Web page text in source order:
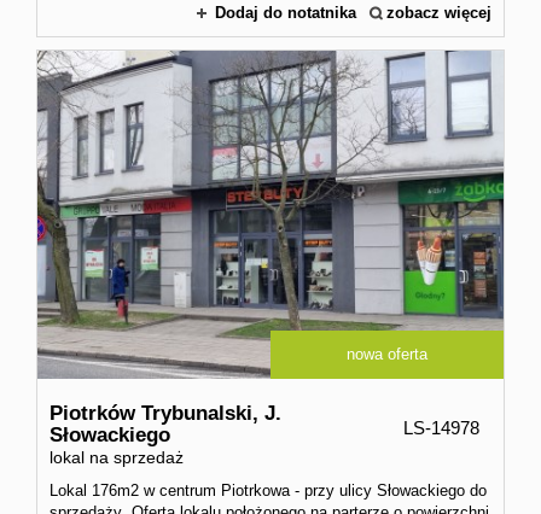
Dodaj do notatnika zobacz więcej
nowa oferta
Piotrków Trybunalski, J.
Słowackiego
lokal na sprzedaż
LS-14978
Lokal 176m2 w centrum Piotrkowa - przy ulicy Słowackiego do